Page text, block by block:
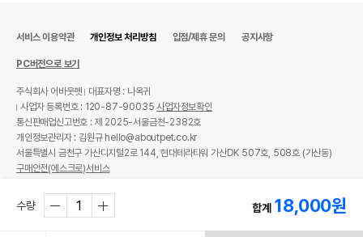
수량 합계 18,000원
서비스 이용약관 개인정보 처리방침 입점/제휴 문의 공지사항
PC버전으로 보기
주식회사 어바웃펫
대표자명 : 나옥귀
사업자 등록번호 : 120-87-90035사업자정보확인
통신판매업신고번호 : 제 2025-서울금천-2382호
개인정보관리자 : 김원규 hello@aboutpet.co.kr
서울특별시 금천구 가산디지털2로 144, 현대테라타워 가산DK 507호, 508호 (가산동)
구매안전(에스크로)서비스